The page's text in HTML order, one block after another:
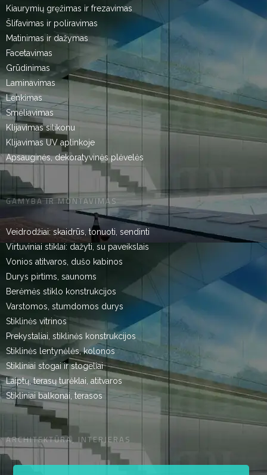
Kiaurymių gręžimas ir frezavimas
Šlifavimas ir poliravimas
Matinimas ir dažymas
Facetavimas
Grūdinimas
Laminavimas
Lenkimas
Smėliavimas
Klijavimas silikonu
Klijavimas UV aplinkoje
Apsauginės, dekoratyvinės plėvelės
GAMYBA IR MONTAVIMAS
Veidrodžiai: skaidrūs, tonuoti, sendinti
Virtuviniai stiklai: dažyti, su paveikslais
Vonios atitvaros, dušo kabinos
Durys pirtims, saunoms
Berėmės stiklo konstrukcijos
Varstomos, stumdomos durys
Stiklinės vitrinos
Prekystaliai, stiklinės konstrukcijos
Stiklinės lentynėlės, kolonos
Stikliniai stogai ir stogeliai
Laiptų, terasų turėklai, atitvaros
Stikliniai balkonai, terasos
ARCHITEKTŪRA, INTERJERAS